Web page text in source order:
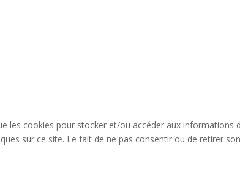
les cookies pour stocker et/ou accéder aux
sur ce site. Le fait de ne pas consentir ou de retirer